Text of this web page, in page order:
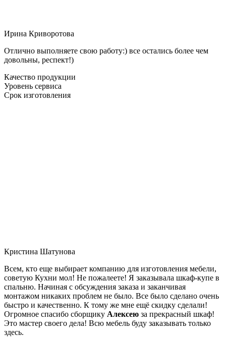
Ирина Криворотова
Отлично выполняете свою работу:) все остались более чем
довольны, респект!)
Качество продукции
Уровень сервиса
Срок изготовления
Кристина Шатунова
Всем, кто еще выбирает компанию для изготовления мебели,
советую Кухни мол! Не пожалеете! Я заказывала шкаф-купе в
спальню. Начиная с обсуждения заказа и заканчивая
монтажом никаких проблем не было. Все было сделано очень
быстро и качественно. К тому же мне ещё скидку сделали!
Огромное спасибо сборщику Алексею за прекрасный шкаф!
Это мастер своего дела! Всю мебель буду заказывать только
здесь.